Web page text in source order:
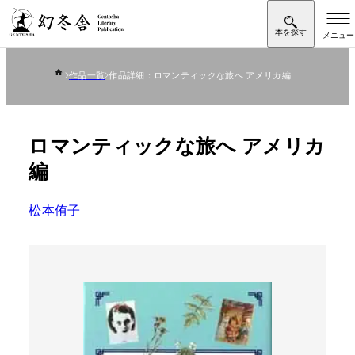
作品一覧 作品詳細：ロマンティックな旅へ アメリカ編
ロマンティックな旅へ アメリカ
編
松本侑子